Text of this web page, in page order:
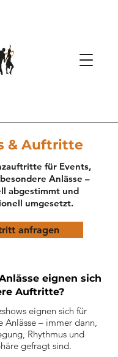
& Auftritte
für Events,
Anlässe –
abgestimmt und
umgesetzt.
anfragen
eignen sich
Auftritte?
eignen sich für
Anlässe – immer dann,
Rhythmus und
gefragt sind.